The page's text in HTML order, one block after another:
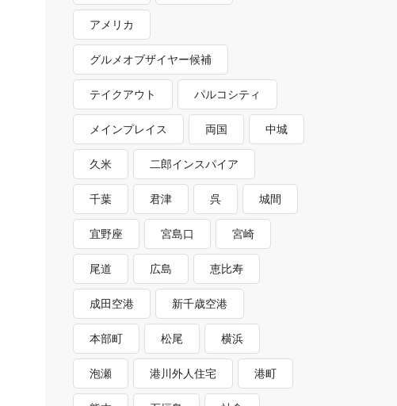
アメリカ
グルメオブザイヤー候補
テイクアウト パルコシティ
メインプレイス 両国 中城
久米 二郎インスパイア
千葉 君津 呉 城間
宜野座 宮島口 宮崎
尾道 広島 恵比寿
成田空港 新千歳空港
本部町 松尾 横浜
泡瀬 港川外人住宅 港町